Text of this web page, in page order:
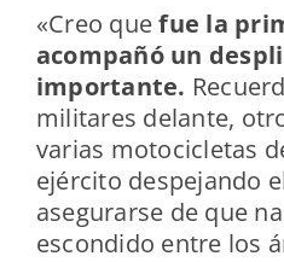
«Creo quefue la
acompañó un
importante.
militares delante,
varias motocicletas
ejército despejando
asegurarse de que
escondido entre los